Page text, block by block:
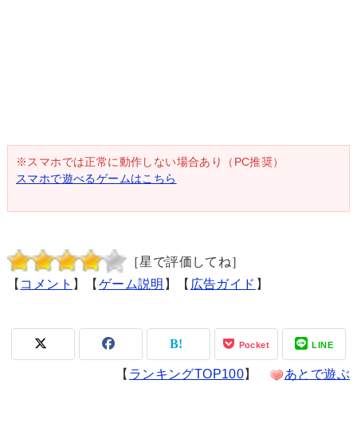
※スマホでは正常に動作しない場合あり（PC推奨）
スマホで遊べるゲームはこちら
［星で評価してね］
【 コメント 】【 ゲーム説明 】【 広告ガイド 】
Pocket LINE
【 ランキングTOP100】 あとで遊ぶ